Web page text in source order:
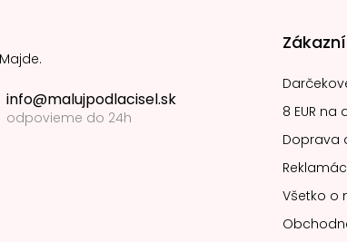
info@malujpodlacisel.sk
odpovieme do 24h
8 EUR
Doprava
Všetko o